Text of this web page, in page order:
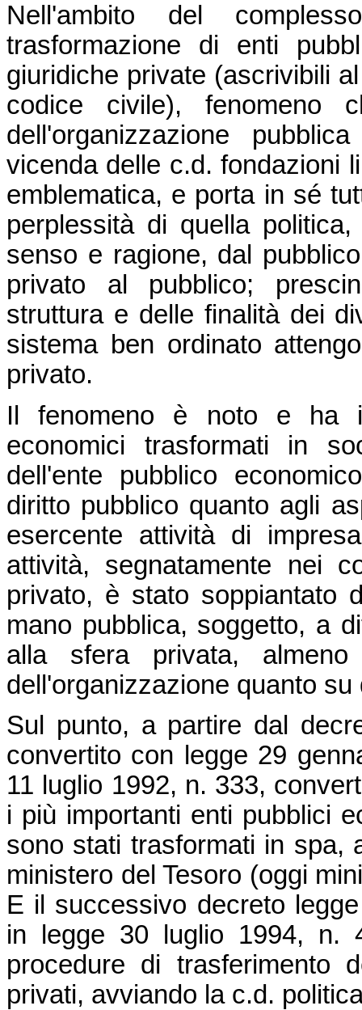
Nell'ambito del
trasformazione di enti
giuridiche private (ascrivibili
codice civile), fenomeno
dell'organizzazione
vicenda delle c.d. fondazioni
emblematica, e porta in sé
perplessità di quella
senso e ragione, dal
privato al pubblico;
struttura e delle finalità dei
sistema ben ordinato
privato.
Il fenomeno è noto e ha
economici trasformati in
dell'ente pubblico
diritto pubblico quanto agli
esercente attività di
attività, segnatamente nei
privato, è stato soppiantato
mano pubblica, soggetto, a
alla sfera privata,
dell'organizzazione quanto su
Sul punto, a partire dal
convertito con legge 29
11 luglio 1992, n. 333,
i più importanti enti pubblici
sono stati trasformati in spa,
ministero del Tesoro (oggi
E il successivo decreto
in legge 30 luglio 1994, n.
procedure di trasferimento
privati, avviando la c.d.